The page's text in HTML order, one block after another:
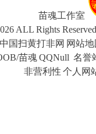
苗魂工作室
ALL Rights Reserved
中国扫黄打非网 网站
苗魂QQNull 名誉
非营利性 个人网